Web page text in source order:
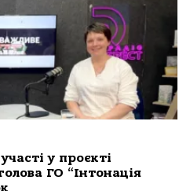
у проєкті
ГО “Інтонація